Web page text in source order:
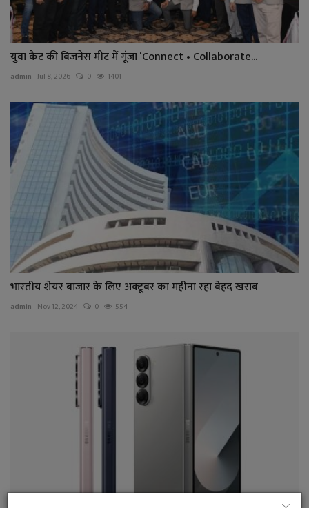
युवा कैट की बिजनेस मीट में गूंजा ‘Connect • Collaborate...
admin Jul 8, 2026 0 1401
भारतीय शेयर बाजार के लिए अक्टूबर का महीना रहा बेहद खराब
admin Nov 12, 2024 0 554